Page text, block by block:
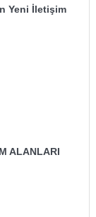
Yeni İletişim
ALANLARI